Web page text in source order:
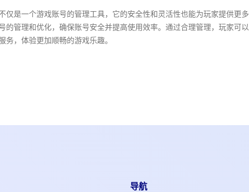
仅是一个游戏账号的管理工具，它的安全性和灵活性也能为玩家提供更
的管理和优化，确保账号安全并提高使用效率。通过合理管理，玩家可
务，体验更加顺畅的游戏乐趣。
导航